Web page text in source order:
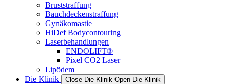
Bruststraffung
Bauchdeckenstraffung
Gynäkomastie
HiDef Bodycontouring
Laserbehandlungen
ENDOLIFT®
Pixel CO2 Laser
Lipödem
Die Klinik
Close Die Klinik Open Die Klinik